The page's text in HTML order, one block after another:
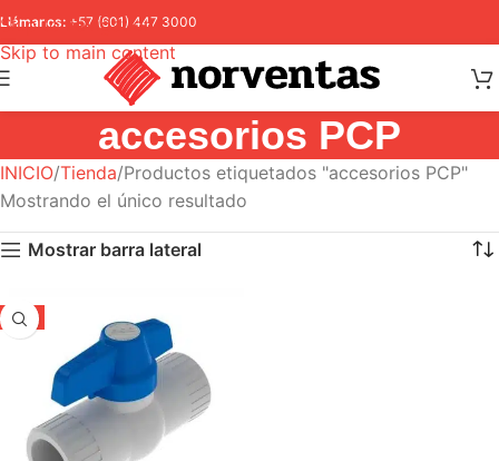
Skip to navigation
Skip to main content
Llámanos: +57 (601) 447 3000
accesorios PCP
INICIO Tienda Productos etiquetados "accesorios PCP"
Mostrando el único resultado
Mostrar barra lateral
-5%